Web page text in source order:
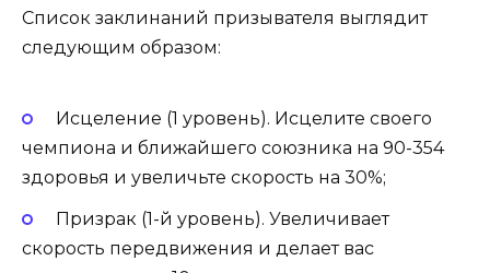
Список заклинаний призывателя выглядит
следующим образом:
Исцеление (1 уровень). Исцелите своего
чемпиона и ближайшего союзника на 90-354
здоровья и увеличьте скорость на 30%;
Призрак (1-й уровень). Увеличивает
скорость передвижения и делает вас